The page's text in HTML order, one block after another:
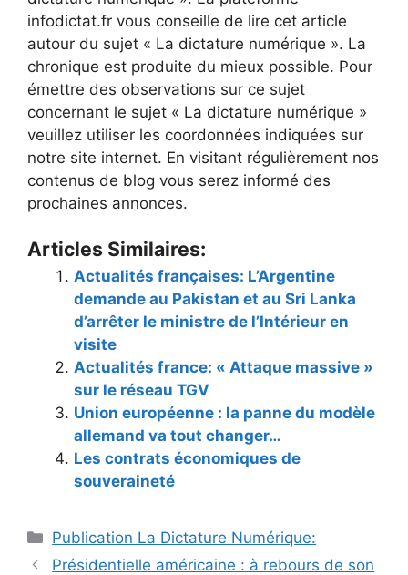
infodictat.fr vous conseille de lire cet article
autour du sujet « La dictature numérique ». La
chronique est produite du mieux possible. Pour
émettre des observations sur ce sujet
concernant le sujet « La dictature numérique »
veuillez utiliser les coordonnées indiquées sur
notre site internet. En visitant régulièrement nos
contenus de blog vous serez informé des
prochaines annonces.
Articles Similaires:
Actualités françaises: L’Argentine
demande au Pakistan et au Sri Lanka
d’arrêter le ministre de l’Intérieur en
visite
Actualités france: « Attaque massive »
sur le réseau TGV
Union européenne : la panne du modèle
allemand va tout changer…
Les contrats économiques de
souveraineté
Catégories
Publication La Dictature Numérique:
Présidentielle américaine : à rebours de son